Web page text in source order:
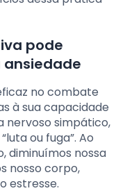
pode
ansiedade
no combate
à sua capacidade
nervoso simpático,
ou fuga”. Ao
diminuímos nossa
nosso corpo,
estresse.